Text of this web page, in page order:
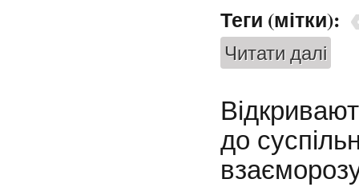
Теги (мітки):
Читати далі
до